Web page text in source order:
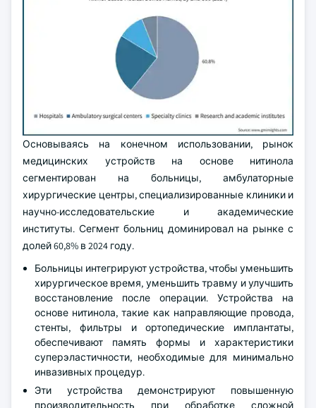
Основываясь на конечном использовании, рынок
медицинских устройств на основе нитинола
сегментирован на больницы, амбулаторные
хирургические центры, специализированные клиники и
научно-исследовательские и академические
институты. Сегмент больниц доминировал на рынке с
долей 60,8% в 2024 году.
Больницы интегрируют устройства, чтобы уменьшить
хирургическое время, уменьшить травму и улучшить
восстановление после операции. Устройства на
основе нитинола, такие как направляющие провода,
стенты, фильтры и ортопедические имплантаты,
обеспечивают память формы и характеристики
суперэластичности, необходимые для минимально
инвазивных процедур.
Эти устройства демонстрируют повышенную
производительность при обработке сложной